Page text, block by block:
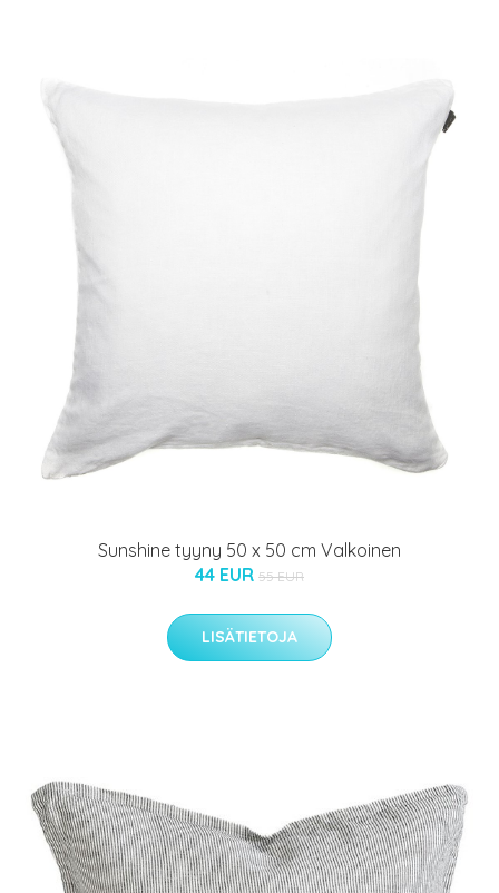
Sunshine tyyny 50 x 50 cm Valkoinen
44 EUR 55 EUR
LISÄTIETOJA